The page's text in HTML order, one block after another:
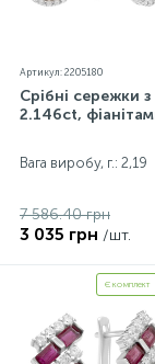
Артикул: 2205180
Срібні сережки
2.146ct,
Вага виробу, г.: 2,19
7 586.40 грн
3 035 грн /шт.
Є комплект